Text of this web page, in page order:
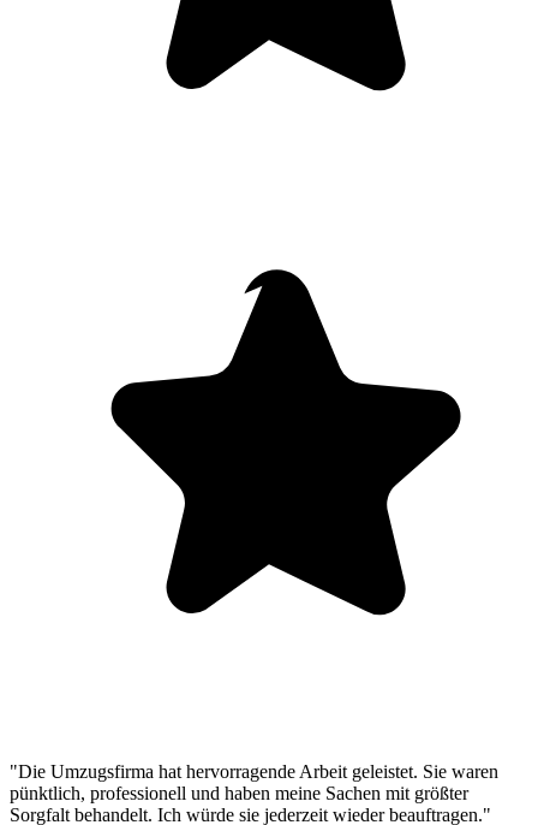
"Die Umzugsfirma hat hervorragende Arbeit geleistet. Sie waren
pünktlich, professionell und haben meine Sachen mit größter
Sorgfalt behandelt. Ich würde sie jederzeit wieder beauftragen."